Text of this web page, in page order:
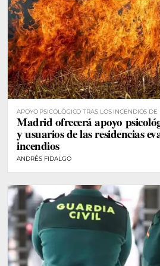
APOYO PSICOLÓGICO TRAS LOS INCENDIOS DE
Madrid ofrecerá apoyo
y usuarios de las residencias
incendios
ANDRÉS FIDALGO